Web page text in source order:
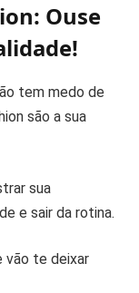
Ouse
tem medo de
são a sua
sua
e sair da rotina.
vão te deixar